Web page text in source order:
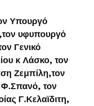
Υπουργό
υφυπουργό
Γενικό
κ Λάσκο, τον
Ζεμπίλη,τον
Φ.Σπανό, τον
Γ.Κελαϊδιτη,